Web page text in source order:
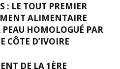
: LE TOUT PREMIER
ALIMENTAIRE
PEAU HOMOLOGUÉ PAR
CÔTE D’IVOIRE
DE LA 1ÈRE